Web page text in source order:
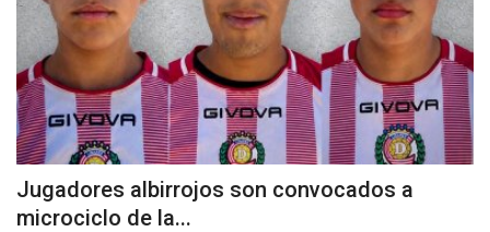
Jugadores albirrojos son convocados a
microciclo de la...